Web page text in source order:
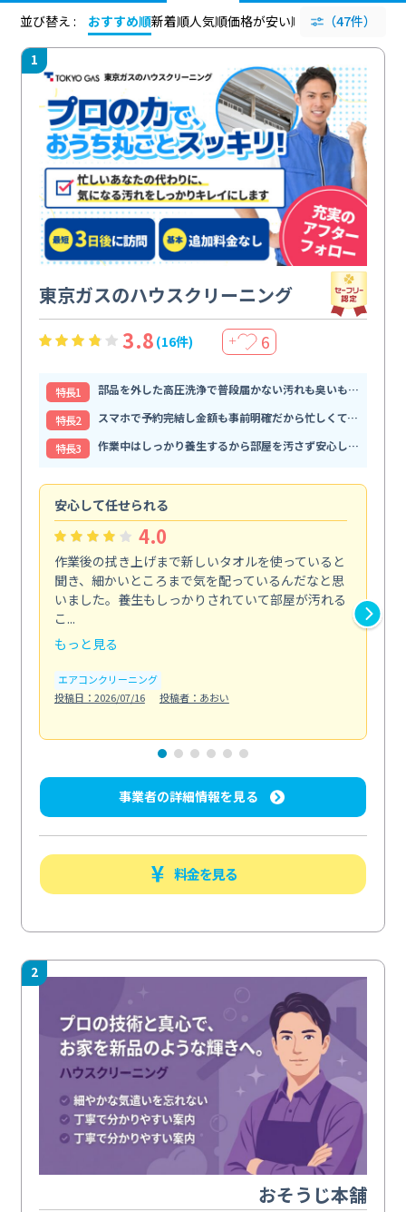
並び替え :
おすすめ順新着順人気順価格が安い順 評価が高い順
（47件）
1
東京ガスのハウスクリーニング
3.8 (16件) ＋ 6
特⻑1
部品を外した高圧洗浄で普段届かない汚れも臭いもすっきり解消
特⻑2
スマホで予約完結し金額も事前明確だから忙しくても頼みやすい
特⻑3
作業中はしっかり養生するから部屋を汚さず安心して任せられる
安心して任せられる
4.0
作業後の拭き上げまで新しいタオルを使っていると
聞き、細かいところまで気を配っているんだなと思
いました。養生もしっかりされていて部屋が汚れる
こ...
もっと見る
エアコンクリーニング
投稿日：2026/07/16
投稿者：あおい
事業者の詳細情報を見る
料金を見る
2
おそうじ本舗